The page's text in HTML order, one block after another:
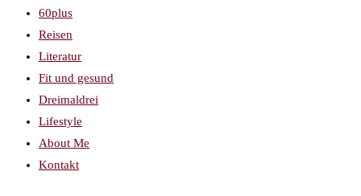
60plus
Reisen
Literatur
Fit und gesund
Dreimaldrei
Lifestyle
About Me
Kontakt